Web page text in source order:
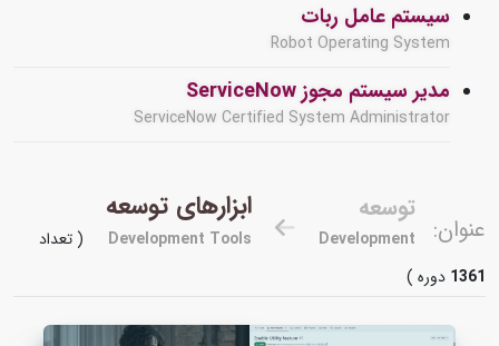
سیستم عامل ربات
Robot Operating System
مدیر سیستم مجوز ServiceNow
ServiceNow Certified System Administrator
عنوان:
توسعه
Development
ابزارهای توسعه
Development Tools
( تعداد
1361 دوره )